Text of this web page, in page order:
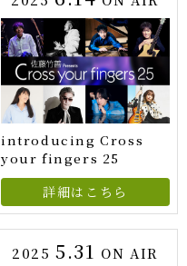
introducing Cross
your fingers 25
詳細はこちら
20255.31 ON AIR